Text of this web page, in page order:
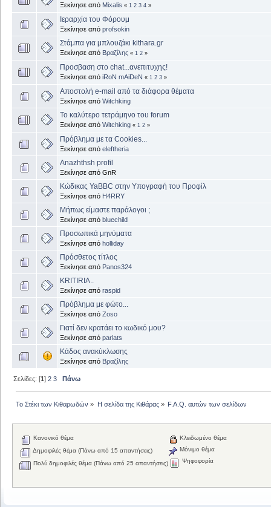
Ξεκίνησε από Mixalis « 1 2 3 4 »
Ιεραρχία του Φόρουμ
Ξεκίνησε από profsokin
Στάμπα για μπλουζάκι kithara.gr
Ξεκίνησε από Βραζίλης « 1 2 »
Προσβαση στο chat...ανεπιτυχης!
Ξεκίνησε από iRoN mAiDeN « 1 2 3 »
Αποστολή e-mail από τα διάφορα θέματα
Ξεκίνησε από Witchking
Το καλύτερο τετράμηνο του forum
Ξεκίνησε από Witchking « 1 2 »
Πρόβλημα με τα Cookies...
Ξεκίνησε από eleftheria
Anazhthsh profil
Ξεκίνησε από GnR
Κώδικας YaBBC στην Υπογραφή του Προφίλ
Ξεκίνησε από H4RRY
Μήπως είμαστε παράλογοι ;
Ξεκίνησε από bluechild
Προσωπικά μηνύματα
Ξεκίνησε από holliday
Πρόσθετος τίτλος
Ξεκίνησε από Panos324
KRITIRIA..
Ξεκίνησε από raspid
Πρόβλημα με φώτο...
Ξεκίνησε από Zoso
Γιατί δεν κρατάει το κωδικό μου?
Ξεκίνησε από parlats
Κάδος ανακύκλωσης
Ξεκίνησε από Βραζίλης
Σελίδες: [1]2 3 Πάνω
Το Στέκι των Κιθαρωδών » Η σελίδα της Κιθάρας» F.A.Q. αυτών των σελίδων
Κανονικό θέμα
Δημοφιλές θέμα (Πάνω από 15 απαντήσεις)
Πολύ δημοφιλές θέμα (Πάνω από 25 απαντήσεις)
Κλειδωμένο θέμα
Μόνιμο θέμα
Ψηφοφορία